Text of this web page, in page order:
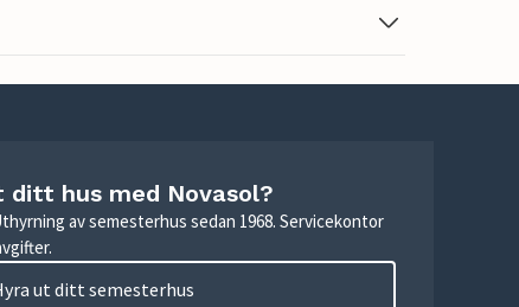
hus med Novasol?
av semesterhus sedan 1968. Servicekontor
ut ditt semesterhus